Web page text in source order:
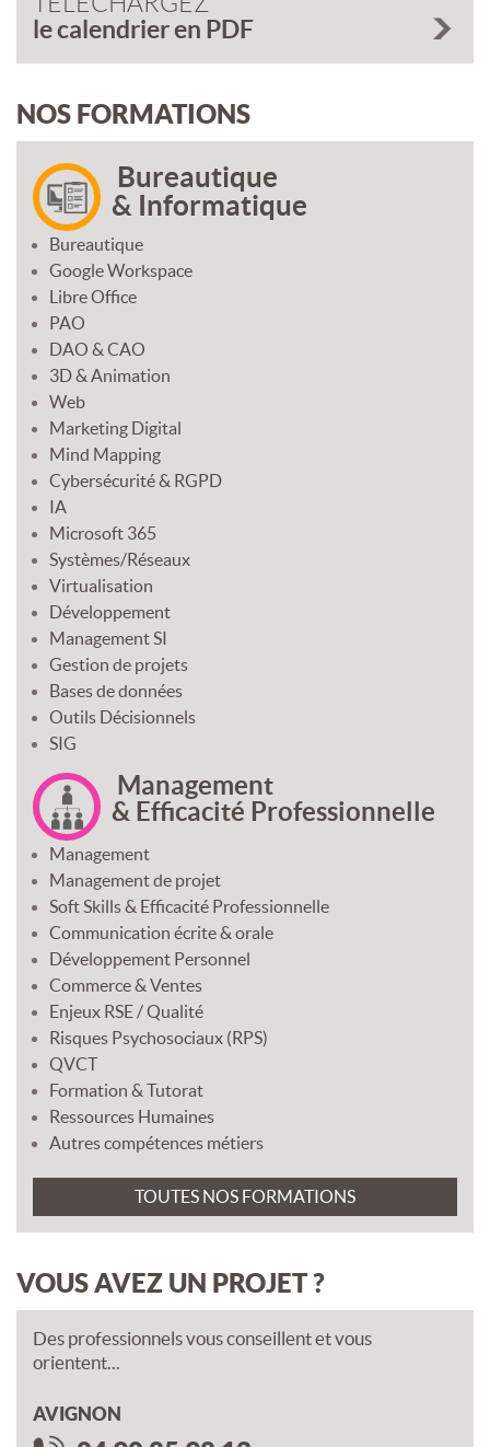
le calendrier en PDF
NOS FORMATIONS
Bureautique
& Informatique
Bureautique
Google Workspace
Libre Office
PAO
DAO & CAO
3D & Animation
Web
Marketing Digital
Mind Mapping
Cybersécurité & RGPD
IA
Microsoft 365
Systèmes/Réseaux
Virtualisation
Développement
Management SI
Gestion de projets
Bases de données
Outils Décisionnels
SIG
Management
& Efficacité Professionnelle
Management
Management de projet
Soft Skills & Efficacité Professionnelle
Communication écrite & orale
Développement Personnel
Commerce & Ventes
Enjeux RSE / Qualité
Risques Psychosociaux (RPS)
QVCT
Formation & Tutorat
Ressources Humaines
Autres compétences métiers
TOUTES NOS FORMATIONS
VOUS AVEZ UN PROJET ?
Des professionnels vous conseillent et vous
orientent...
AVIGNON